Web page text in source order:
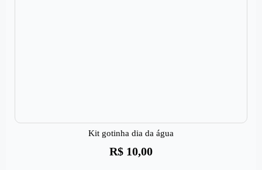
Kit gotinha dia da água
R$ 10,00